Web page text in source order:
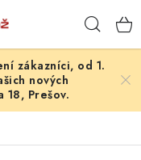
zákazníci, od 1.
nových
Prešov.